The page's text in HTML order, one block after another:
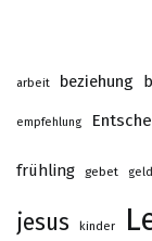
arbeit beziehung
empfehlung
frühling gebet geld
jesus kinder